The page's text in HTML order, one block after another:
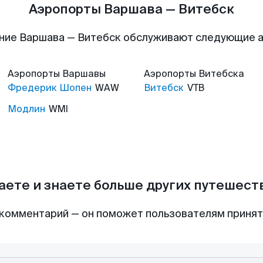
Аэропорты Варшава — Витебск
Варшава — Витебск обслуживают следующие
Аэропорты Варшавы
Фредерик Шопен WAW
Модлин WMI
Аэропорты Витебска
Витебск VTB
и знаете больше других
— он поможет пользователям